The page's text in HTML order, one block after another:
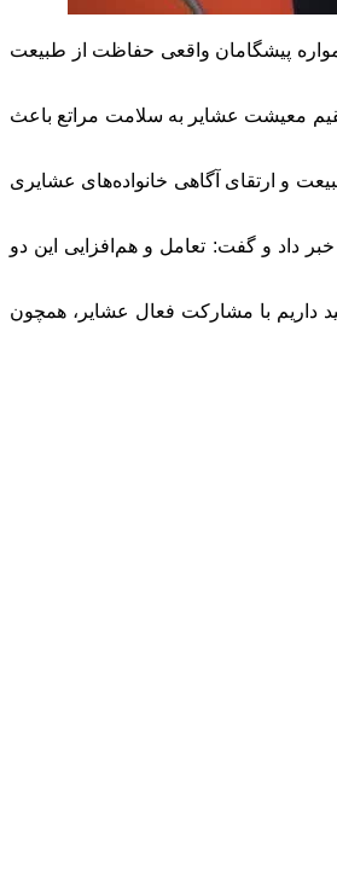
پیشگامان واقعی حفاظت از طبیعت
معیشت عشایر به سلامت مراتع باعث
و ارتقای آگاهی خانواده‌های عشایری
داد و گفت: تعامل و هم‌افزایی این دو
داریم با مشارکت فعال عشایر، همچون